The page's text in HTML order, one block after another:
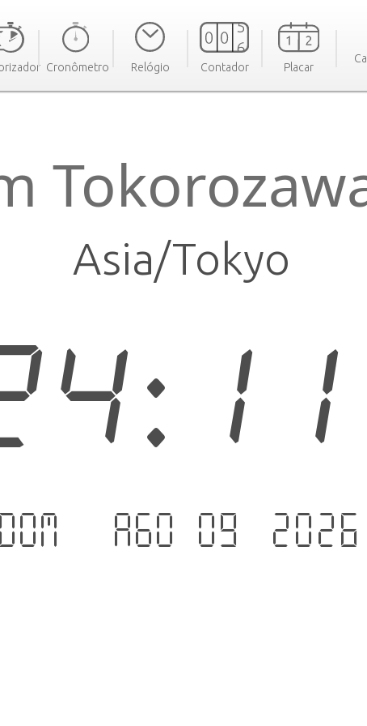
Cronômetro Relógio Contador Placar
Asia/Tokyo
Dom - Ago 09 .2026